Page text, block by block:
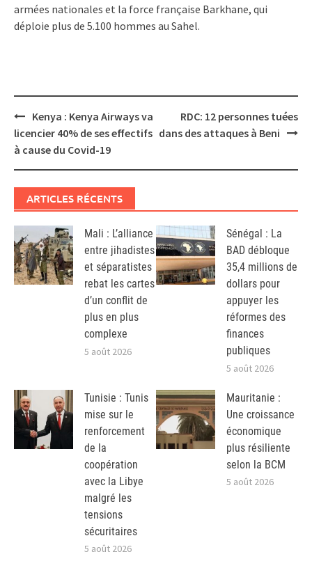
armées nationales et la force française Barkhane, qui
déploie plus de 5.100 hommes au Sahel.
Post
navigation
Kenya : Kenya Airways va
licencier 40% de ses effectifs
à cause du Covid-19
RDC: 12 personnes tuées
dans des attaques à Beni
ARTICLES RÉCENTS
Mali : L’alliance
entre jihadistes
et séparatistes
rebat les cartes
d’un conflit de
plus en plus
complexe
5 août 2026
Sénégal : La
BAD débloque
35,4 millions de
dollars pour
appuyer les
réformes des
finances
publiques
5 août 2026
Tunisie : Tunis
mise sur le
renforcement
de la
coopération
avec la Libye
malgré les
tensions
sécuritaires
5 août 2026
Mauritanie :
Une croissance
économique
plus résiliente
selon la BCM
5 août 2026